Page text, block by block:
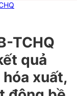
TCHQ
quả
xuất,